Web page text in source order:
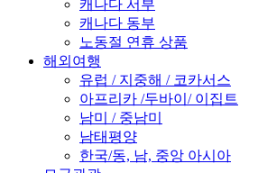
캐나다 서부
캐나다 동부
노동절 연휴 상품
해외여행
유럽 / 지중해 / 코카서스
아프리카 /두바이/ 이집트
남미 / 중남미
남태평양
한국/동, 남, 중앙 아시아